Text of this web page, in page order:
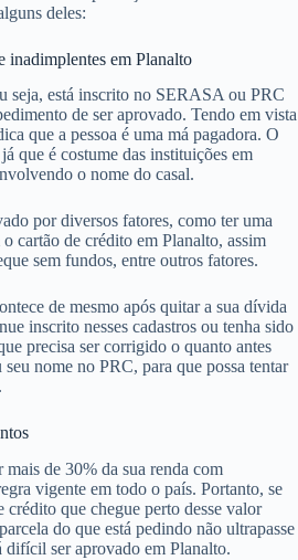
deles:
inadimplentes em Planalto
seja, está inscrito no SERASA ou PRC
de ser aprovado. Tendo em vista
que a pessoa é uma má pagadora. O
que é costume das instituições em
o nome do casal.
por diversos fatores, como ter uma
cartão de crédito em Planalto, assim
sem fundos, entre outros fatores.
de mesmo após quitar a sua dívida
inscrito nesses cadastros ou tenha sido
precisa ser corrigido o quanto antes
nome no PRC, para que possa tentar
de 30% da sua renda com
vigente em todo o país. Portanto, se
que chegue perto desse valor
do que está pedindo não ultrapasse
ser aprovado em Planalto.